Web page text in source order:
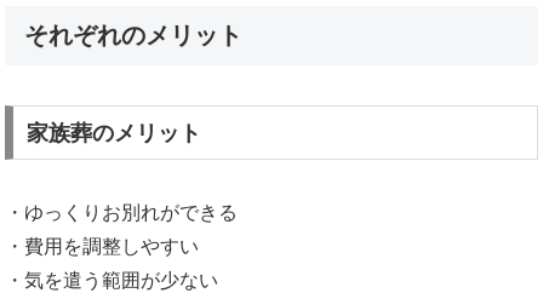
それぞれのメリット
家族葬のメリット
・ゆっくりお別れができる
・費用を調整しやすい
・気を遣う範囲が少ない